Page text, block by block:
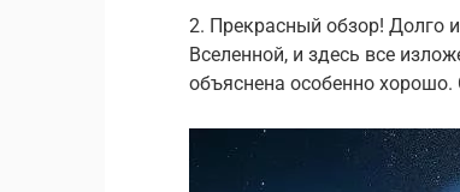
2. Прекрасный обзор! Долго
Вселенной, и здесь все
объяснена особенно